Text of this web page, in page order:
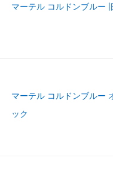
マーテル コルドンブルー
マーテル コルドンブルー
ック